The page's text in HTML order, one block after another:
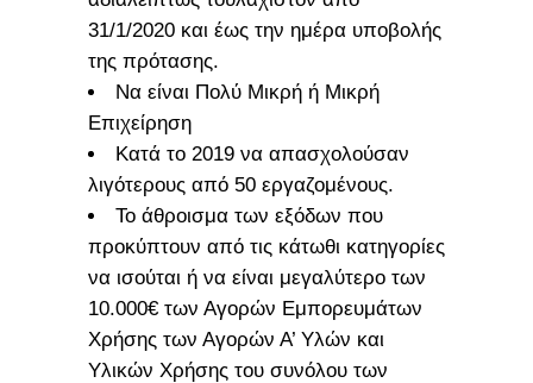
31/1/2020 και έως την ημέρα υποβολής
της πρότασης.
Να είναι Πολύ Μικρή ή Μικρή
Επιχείρηση
Κατά το 2019 να απασχολούσαν
λιγότερους από 50 εργαζομένους.
Το άθροισμα των εξόδων που
προκύπτουν από τις κάτωθι κατηγορίες
να ισούται ή να είναι μεγαλύτερο των
10.000€ των Αγορών Εμπορευμάτων
Χρήσης των Αγορών Α’ Υλών και
Υλικών Χρήσης του συνόλου των